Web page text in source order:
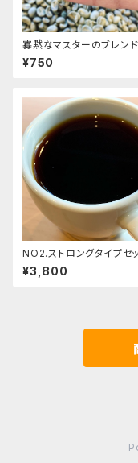
寡黙なマスターのブレンド
¥750
NO2.ストロングタイプセ
0g(ブレンド1種、シングル
ン3種各100g)
¥3,800